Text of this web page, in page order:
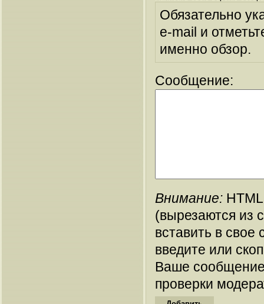
Обязательно
e-mail и
именно обзор.
Сообщение:
Внимание:
(вырезаются из
вставить в
введите или
Ваше
проверки